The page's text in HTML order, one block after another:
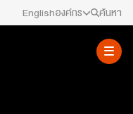
Englishองค์กร ค้นหา